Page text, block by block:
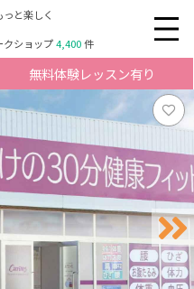
と楽しく
クショップ4,400件
無料体験レッスン有り